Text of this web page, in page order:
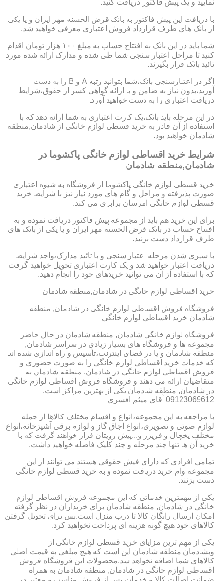
نمایید و یک پیش فاکتور دریافت کنید.
با دریافت این پیش فاکتور به بانک قرض الحسنه مهر ایران و یا یکی
از بانک های طرف قرارداد فروش اعتباری معرفی خواهید شد.
شما باید در این بانک به افتتاح حساب به مبلغ ۱۰۰ هزار تومان اقدام
کنید تا مراحل اعتبار سنجی شما طی شده و مدارک ارائه شده مورد
تائید بانک قرار بگیرند.
اگر در اعتبارسنجی بانک،شما بتوانید رتبه A و B را به دست
آورید،بدون نیاز به ضامن و با ارائه گواهی کسر از حقوق،شرایط
دریافت اعتباری را به دست خواهید آورد.
در این مرحله باید بانک،یک کارت اعتباری به شما ارائه دهد که با
استفاده از آن قادر به خرید قسطی لوازم خانگی از شادمان,منطقه
شادمان خواهید بود.
شرایط خرید اقساطی لوازم خانگی پاکشوما در
شادمان,منطقه شادمان
خرید قسطی لوازم خانگی پاکشوما از فروشگاه به شیوه اعتباری
صورت پذیرفته و مراحل و گام های مورد نیاز نیز با شرایط خرید
قسطی لوازم خانگی امرسان برابری می کند.
برای این خرید هم باید از مجموعه پیش فاکتور دریافت نموده و به
افتتاح حساب در بانک قرض الحسنه مهر ایران و یا یکی از بانک های
طرف قرارداد دست بزنید.
با سپری شدن مرحله اعتبار سنجی و با تائید مدارک،واجد شرایط
دریافت اعتبار خواهید شد و یک کارت اعتباری تحویل خواهید گرفت
که با استفاده از آن می توانید خریدهای خود را انجام دهید.
خرید اقساطی لوازم خانگی در شادمان,منطقه شادمان
فروشگاه فروش اقساطی لوازم خانگی در شادمان, منطقه
شادمان خرید اقساطی لوازم خانگی
فروشگاه لوازم خانگی شادمان, منطقه شادمان در حال حاضر
مجموعه ها و فروشگاه های بسیار زیادی در سراسر شادمان,
منطقه شادمان و یا در فضای اینترنت،تأسیس و راه اندازی شده اند
که خدمات خرید اقساطی لوازم خانگی را به صورت حضوری و
فروش اقساطی لوازم خانگی در شادمان, منطقه شادمان به
متقاضیان ارائه می دهند و فروشگاه فروش اقساطی لوازم خانگی
در شادمان, منطقه شادمان یکی از بهترین مراکز است.
09123069612 آقای میثم افسری
با مراجعه به این مجموعه،انواع و اقسام مختلف کالاها از جمله
لوازم صوتی و تصویری،انواع اجاق گاز و لوازم برقی آشپزخانه،انواع
مختلف یخچال و فریزر و...پیش رویتان قرار خواهند گرفت که با
خرید آن ها تنها چند مرحله و چند کلیک فاصله خواهید داشت.
تمامی افرادی که دارای فیش حقوقی هستند می توانند از این
مجموعه وام خرید دریافت نموده و به خرید قسطی لوازم خانگی
دست بزنند.
یکی از مهمترین خدماتی که این مجموعه فروش اقساطی لوازم
خانگی در شادمان, منطقه شادمان برای خریداران در نظر گرفته
امکان ارسال رایگان کالا تا درب منزل است.پس برای تحویل گرفتن
کالاهای خود هیچ گونه هزینه ای پرداخت نخواهید کرد.
یکی از مهم ترین مزایای خرید قسطی لوازم خانگی از
وبشادمان,منطقه شادمان این است که هیچ مبلغی به قیمت اصلی
کالاهای شما اضافه نخواهد شد.محصولات این فروشگاه فروش
اقساطی لوازم خانگی در شادمان, منطقه شادمان به همراه